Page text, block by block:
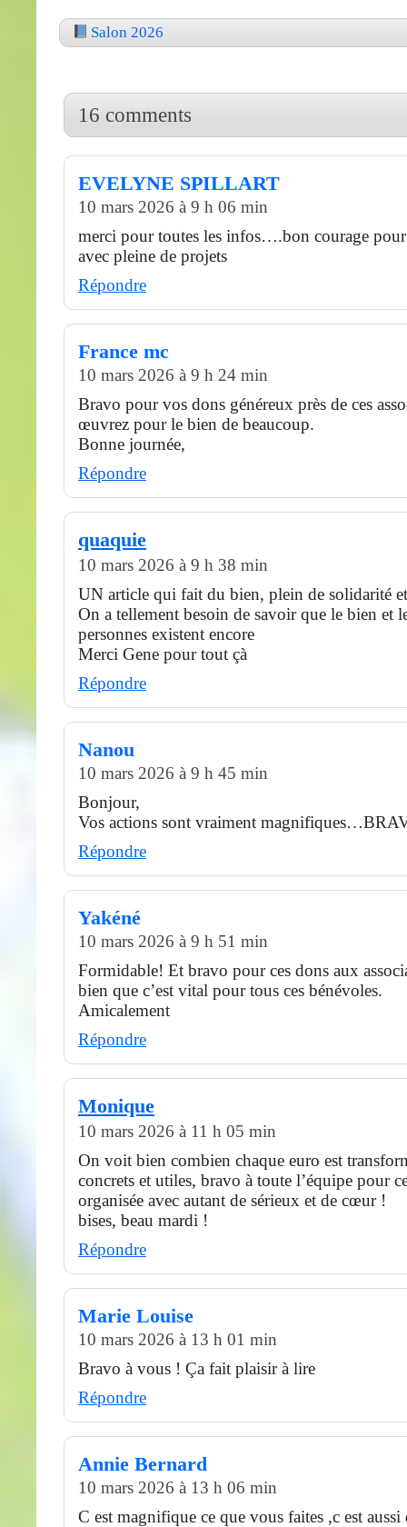
Salon 2026
16 comments
EVELYNE SPILLART
10 mars 2026 à 9 h 06 min
merci pour toutes les infos….bon courage pour
avec pleine de projets
Répondre
France mc
10 mars 2026 à 9 h 24 min
Bravo pour vos dons généreux près de ces
œuvrez pour le bien de beaucoup.
Bonne journée,
Répondre
quaquie
10 mars 2026 à 9 h 38 min
UN article qui fait du bien, plein de solidarité
On a tellement besoin de savoir que le bien et
personnes existent encore
Merci Gene pour tout çà
Répondre
Nanou
10 mars 2026 à 9 h 45 min
Bonjour,
Vos actions sont vraiment
Répondre
Yakéné
10 mars 2026 à 9 h 51 min
Formidable! Et bravo pour ces dons aux
bien que c’est vital pour tous ces bénévoles.
Amicalement
Répondre
Monique
10 mars 2026 à 11 h 05 min
On voit bien combien chaque euro est
concrets et utiles, bravo à toute l’équipe pour
organisée avec autant de sérieux et de cœur !
bises, beau mardi !
Répondre
Marie Louise
10 mars 2026 à 13 h 01 min
Bravo à vous ! Ça fait plaisir à lire
Répondre
Annie Bernard
10 mars 2026 à 13 h 06 min
C est magnifique ce que vous faites ,c est